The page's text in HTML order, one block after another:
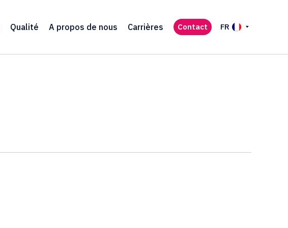
Qualité A propos de nous Carrières Contact FR